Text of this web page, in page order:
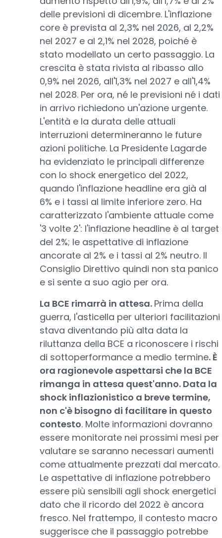
delle previsioni di dicembre. L'inflazione
core è prevista al 2,3% nel 2026, al 2,2%
nel 2027 e al 2,1% nel 2028, poiché è
stato modellato un certo passaggio. La
crescita è stata rivista al ribasso allo
0,9% nel 2026, all'1,3% nel 2027 e all'1,4%
nel 2028. Per ora, né le previsioni né i dati
in arrivo richiedono un'azione urgente.
L'entità e la durata delle attuali
interruzioni determineranno le future
azioni politiche. La Presidente Lagarde
ha evidenziato le principali differenze
con lo shock energetico del 2022,
quando l'inflazione headline era già al
6% e i tassi al limite inferiore zero. Ha
caratterizzato l'ambiente attuale come
'3 volte 2': l'inflazione headline è al target
del 2%; le aspettative di inflazione
ancorate al 2% e i tassi al 2% neutro. Il
Consiglio Direttivo quindi non sta panico
e si sente a suo agio per ora.
La BCE rimarrà in attesa. Prima della
guerra, l'asticella per ulteriori facilitazioni
stava diventando più alta data la
riluttanza della BCE a riconoscere i rischi
di sottoperformance a medio termine. È
ora ragionevole aspettarsi che la BCE
rimanga in attesa quest'anno. Data la
shock inflazionistico a breve termine,
non c'è bisogno di facilitare in questo
contesto. Molte informazioni dovranno
essere monitorate nei prossimi mesi per
valutare se saranno necessari aumenti
come attualmente prezzati dal mercato.
Le aspettative di inflazione potrebbero
essere più sensibili agli shock energetici
dato che il ricordo del 2022 è ancora
fresco. Nel frattempo, il contesto macro
suggerisce che il passaggio potrebbe